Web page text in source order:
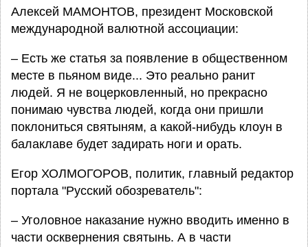
Алексей МАМОНТОВ, президент Московской
международной валютной ассоциации:
– Есть же статья за появление в общественном
месте в пьяном виде... Это реально ранит
людей. Я не воцерковленный, но прекрасно
понимаю чувства людей, когда они пришли
поклониться святыням, а какой-нибудь клоун в
балаклаве будет задирать ноги и орать.
Егор ХОЛМОГОРОВ, политик, главный редактор
портала "Русский обозреватель":
– Уголовное наказание нужно вводить именно в
части осквернения святынь. А в части